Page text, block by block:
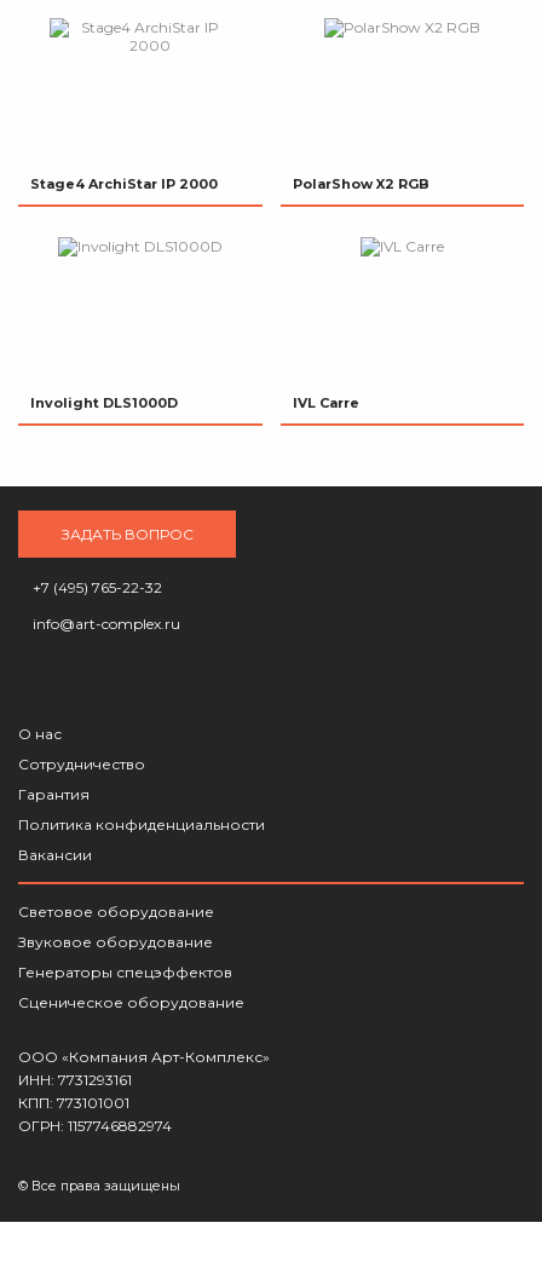
Stage4 ArchiStar IP 2000 PolarShow X2 RGB
Involight DLS1000D IVL Carre
ЗАДАТЬ ВОПРОС
+7 (495) 765-22-32
info@art-complex.ru
О нас
Сотрудничество
Гарантия
Политика конфиденциальности
Вакансии
Световое оборудование
Звуковое оборудование
Генераторы спецэффектов
Сценическое оборудование
ООО «Компания Арт-Комплекс»
ИНН: 7731293161
КПП: 773101001
ОГРН: 1157746882974
© Все права защищены